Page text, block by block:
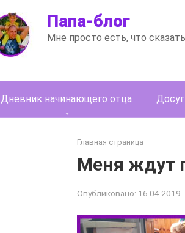
Папа-блог
Мне просто есть, что
Дневник начинающего отца Досуг
Главная страница
Меня ждут
Опубликовано: 16.04.2019